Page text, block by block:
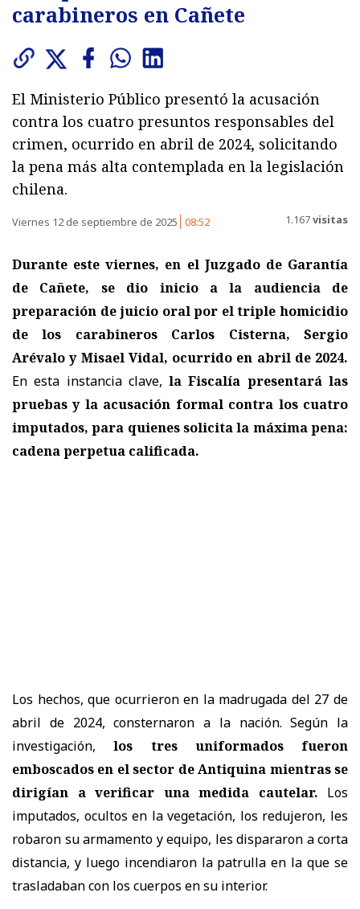
carabineros en Cañete
El Ministerio Público presentó la acusación
contra los cuatro presuntos responsables del
crimen, ocurrido en abril de 2024, solicitando
la pena más alta contemplada en la legislación
chilena.
Viernes 12 de septiembre de 2025 08:52 1.167visitas
Durante este viernes, en el Juzgado de Garantía
de Cañete, se dio inicio a la audiencia de
preparación de juicio oral por el triple homicidio
de los carabineros Carlos Cisterna, Sergio
Arévalo y Misael Vidal, ocurrido en abril de 2024.
En esta instancia clave,la Fiscalía presentará las
pruebas y la acusación formal contra los cuatro
imputados, para quienes solicita la máxima pena:
cadena perpetua calificada.
Los hechos, que ocurrieron en la madrugada del 27 de
abril de 2024, consternaron a la nación. Según la
investigación,los tres uniformados fueron
emboscados en el sector de Antiquina mientras se
dirigían a verificar una medida cautelar. Los
imputados, ocultos en la vegetación, los redujeron, les
robaron su armamento y equipo, les dispararon a corta
distancia, y luego incendiaron la patrulla en la que se
trasladaban con los cuerpos en su interior.